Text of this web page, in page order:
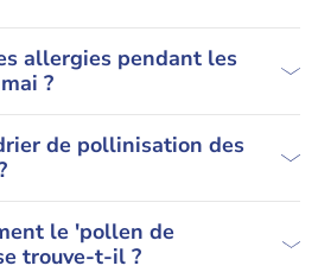
allergies pendant les
?
de pollinisation des
le 'pollen de
trouve-t-il ?